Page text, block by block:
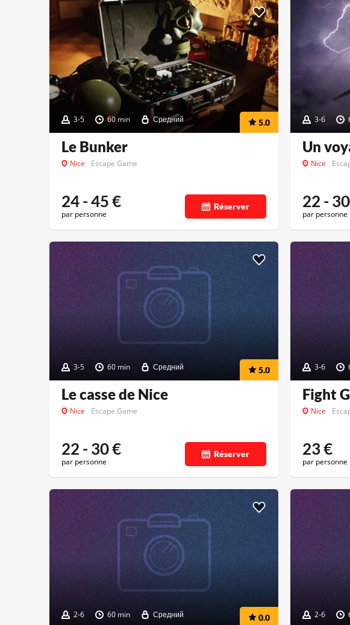
3-5 60 min Средний 5.0
Le Bunker
Nice Escape Game
24 - 45€
par personne
Réserver
3-6
Un
Nice
22 - 30
par personne
3-5 60 min Средний 5.0
Le casse de Nice
Nice Escape Game
22 - 30€
par personne
Réserver
3-6
Fight
Nice
23€
par personne
2-6 60 min Средний 0.0 2-6